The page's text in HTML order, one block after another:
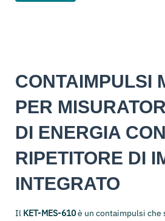
CONTAIMPULSI
PER
DI ENERGIA CON
RIPETITORE DI
INTEGRATO
Il KET-MES-610è un contaimpulsi che